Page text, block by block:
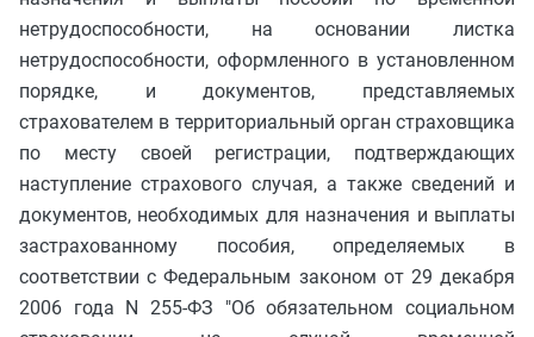
нетрудоспособности, на основании листка
нетрудоспособности, оформленного в установленном
порядке, и документов, представляемых
страхователем в территориальный орган страховщика
по месту своей регистрации, подтверждающих
наступление страхового случая, а также сведений и
документов, необходимых для назначения и выплаты
застрахованному пособия, определяемых в
соответствии с Федеральным законом от 29 декабря
2006 года N 255-ФЗ "Об обязательном социальном